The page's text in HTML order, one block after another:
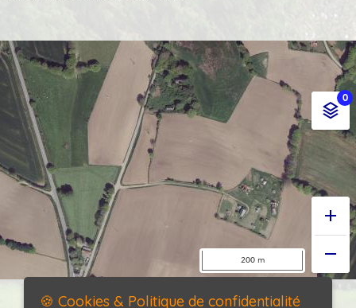
🍪 Cookies & Politique de confidentialité